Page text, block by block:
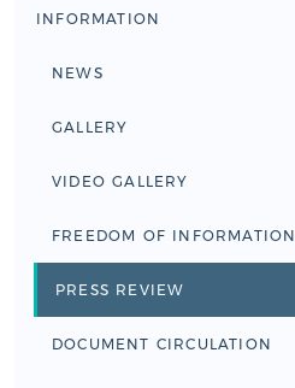
INFORMATION
NEWS
GALLERY
VIDEO GALLERY
FREEDOM OF INFORMATION
PRESS REVIEW
DOCUMENT CIRCULATION